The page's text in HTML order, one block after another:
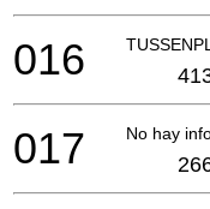
016
No hay
017